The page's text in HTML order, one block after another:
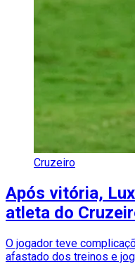
Cruzeiro
Após vitória,
atleta do
O jogador teve
afastado dos treinos e